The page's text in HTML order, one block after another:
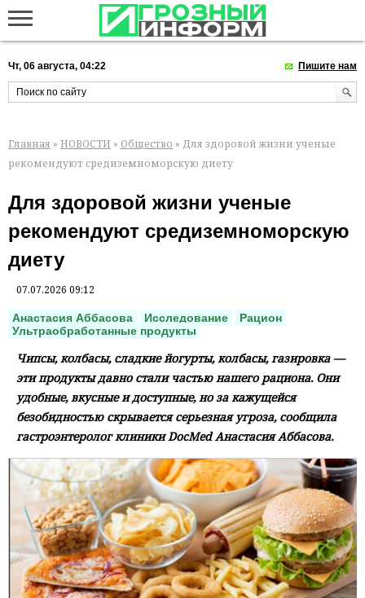
Чт, 06 августа, 04:22 Пишите нам
Главная » НОВОСТИ » Общество » Для здоровой жизни ученые
рекомендуют средиземноморскую диету
Для здоровой жизни ученые
рекомендуют средиземноморскую
диету
07.07.2026 09:12
Анастасия Аббасова Исследование
Рацион
Ультраобработанные продукты
Чипсы, колбасы, сладкие йогурты, колбасы, газировка —
эти продукты давно стали частью нашего рациона. Они
удобные, вкусные и доступные, но за кажущейся
безобидностью скрывается серьезная угроза, сообщила
гастроэнтеролог клиники DocMed Анастасия Аббасова.